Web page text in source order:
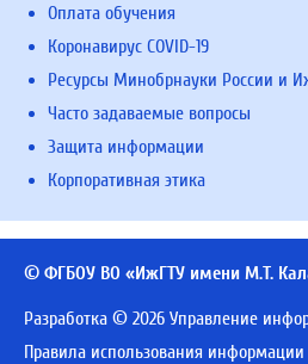
Оплата обучения
Коронавирус COVID-19
Ресурсы Минобрнауки России и
Часто задаваемые вопросы
Защита информации
Корпоративная этика
© ФГБОУ ВО «ИжГТУ имени М.Т.
Разработка © 2026 Управление
Правила использования информации